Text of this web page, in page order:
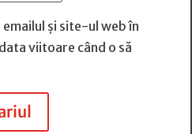
și site-ul web în
viitoare când o să